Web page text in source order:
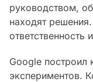
руководством,
находят
ответственность
Google построил
экспериментов.